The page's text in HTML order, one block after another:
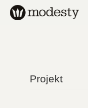
Projekt